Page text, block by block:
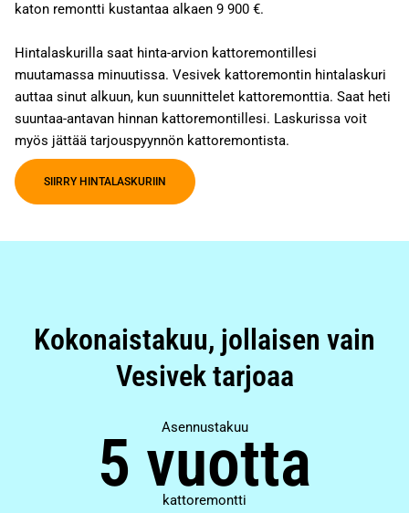
katon remontti kustantaa alkaen 9 900 €.
Hintalaskurilla saat hinta-arvion kattoremontillesi
muutamassa minuutissa. Vesivek kattoremontin hintalaskuri
auttaa sinut alkuun, kun suunnittelet kattoremonttia. Saat heti
suuntaa-antavan hinnan kattoremontillesi. Laskurissa voit
myös jättää tarjouspyynnön kattoremontista.
SIIRRY HINTALASKURIIN
Kokonaistakuu, jollaisen vain
Vesivek tarjoaa
Asennustakuu
5 vuotta
kattoremontti